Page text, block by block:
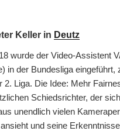
Keller in Deutz
wurde der Video-Assistent
in der Bundesliga eingeführt,
2. Liga. Die Idee: Mehr
Schiedsrichter, der
unendlich vielen
und seine